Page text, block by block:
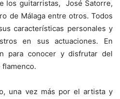
los guitarristas, José Satorre,
de Málaga entre otros. Todos
características personales y
en sus actuaciones. En
para conocer y disfrutar del
una vez más por el artista y